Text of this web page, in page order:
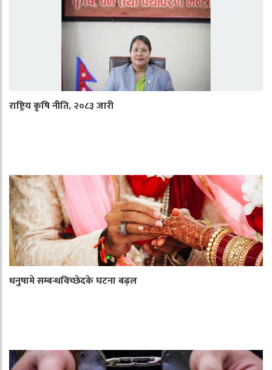
राष्ट्रिय कृषि नीति, २०८३ जारी
धनुषामे सम्बन्धविच्छेदके घटना बढ़ल